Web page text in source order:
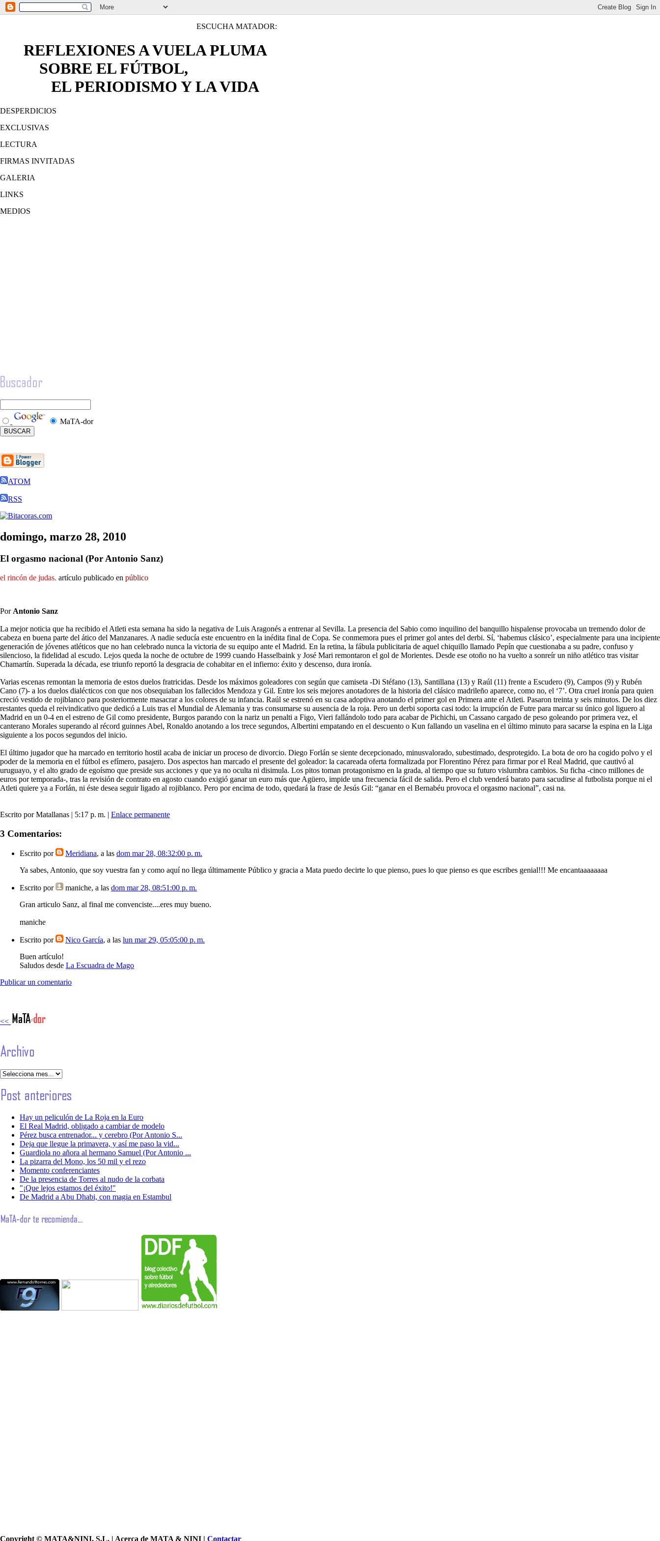
ESCUCHA MATADOR:
REFLEXIONES A VUELA PLUMA
SOBRE EL FÚTBOL,
EL PERIODISMO Y LA VIDA
DESPERDICIOS
EXCLUSIVAS
LECTURA
FIRMAS INVITADAS
GALERIA
LINKS
MEDIOS
MaTA-dor
ATOM
RSS
domingo, marzo 28, 2010
El orgasmo nacional (Por Antonio Sanz)
el rincón de judas. artículo publicado en público
Por Antonio Sanz
La mejor noticia que ha recibido el Atleti esta semana ha sido la negativa de Luis Aragonés a entrenar al Sevilla. La presencia del Sabio como inquilino del banquillo hispalense provocaba un tremendo dolor de
cabeza en buena parte del ático del Manzanares. A nadie seducía este encuentro en la inédita final de Copa. Se conmemora pues el primer gol antes del derbi. Sí, ‘habemus clásico’, especialmente para una incipiente
generación de jóvenes atléticos que no han celebrado nunca la victoria de su equipo ante el Madrid. En la retina, la fábula publicitaria de aquel chiquillo llamado Pepín que cuestionaba a su padre, confuso y
silencioso, la fidelidad al escudo. Lejos queda la noche de octubre de 1999 cuando Hasselbaink y José Mari remontaron el gol de Morientes. Desde ese otoño no ha vuelto a sonreír un niño atlético tras visitar
Chamartín. Superada la década, ese triunfo reportó la desgracia de cohabitar en el infierno: éxito y descenso, dura ironía.
Varias escenas remontan la memoria de estos duelos fratricidas. Desde los máximos goleadores con según que camiseta -Di Stéfano (13), Santillana (13) y Raúl (11) frente a Escudero (9), Campos (9) y Rubén
Cano (7)- a los duelos dialécticos con que nos obsequiaban los fallecidos Mendoza y Gil. Entre los seis mejores anotadores de la historia del clásico madrileño aparece, como no, el ‘7’. Otra cruel ironía para quien
creció vestido de rojiblanco para posteriormente masacrar a los colores de su infancia. Raúl se estrenó en su casa adoptiva anotando el primer gol en Primera ante el Atleti. Pasaron treinta y seis minutos. De los diez
restantes queda el reivindicativo que dedicó a Luis tras el Mundial de Alemania y tras consumarse su ausencia de la roja. Pero un derbi soporta casi todo: la irrupción de Futre para marcar su único gol liguero al
Madrid en un 0-4 en el estreno de Gil como presidente, Burgos parando con la nariz un penalti a Figo, Vieri fallándolo todo para acabar de Pichichi, un Cassano cargado de peso goleando por primera vez, el
canterano Morales superando al récord guinnes Abel, Ronaldo anotando a los trece segundos, Albertini empatando en el descuento o Kun fallando un vaselina en el último minuto para sacarse la espina en la Liga
siguiente a los pocos segundos del inicio.
El último jugador que ha marcado en territorio hostil acaba de iniciar un proceso de divorcio. Diego Forlán se siente decepcionado, minusvalorado, subestimado, desprotegido. La bota de oro ha cogido polvo y el
poder de la memoria en el fútbol es efímero, pasajero. Dos aspectos han marcado el presente del goleador: la cacareada oferta formalizada por Florentino Pérez para firmar por el Real Madrid, que cautivó al
uruguayo, y el alto grado de egoísmo que preside sus acciones y que ya no oculta ni disimula. Los pitos toman protagonismo en la grada, al tiempo que su futuro vislumbra cambios. Su ficha -cinco millones de
euros por temporada-, tras la revisión de contrato en agosto cuando exigió ganar un euro más que Agüero, impide una frecuencia fácil de salida. Pero el club venderá barato para sacudirse al futbolista porque ni el
Atleti quiere ya a Forlán, ni éste desea seguir ligado al rojiblanco. Pero por encima de todo, quedará la frase de Jesús Gil: “ganar en el Bernabéu provoca el orgasmo nacional”, casi na.
Escrito por Matallanas | 5:17 p. m. | Enlace permanente
3 Comentarios:
Escrito por Meridiana, a las dom mar 28, 08:32:00 p. m.
Ya sabes, Antonio, que soy vuestra fan y como aquí no llega últimamente Público y gracia a Mata puedo decirte lo que pienso, pues lo que pienso es que escribes genial!!! Me encantaaaaaaaa
Escrito por maniche, a las dom mar 28, 08:51:00 p. m.
Gran articulo Sanz, al final me convenciste....eres muy bueno.
maniche
Escrito por Nico García, a las lun mar 29, 05:05:00 p. m.
Buen artículo!
Saludos desde La Escuadra de Mago
Publicar un comentario
<<
Hay un peliculón de La Roja en la Euro
El Real Madrid, obligado a cambiar de modelo
Pérez busca entrenador... y cerebro (Por Antonio S...
Deja que llegue la primavera, y así me paso la vid...
Guardiola no añora al hermano Samuel (Por Antonio ...
La pizarra del Mono, los 50 mil y el rezo
Momento conferenciantes
De la presencia de Torres al nudo de la corbata
"¡Que lejos estamos del éxito!"
De Madrid a Abu Dhabi, con magia en Estambul
Copyright © MATA&NINI, S.L. | Acerca de MATA & NINI | Contactar